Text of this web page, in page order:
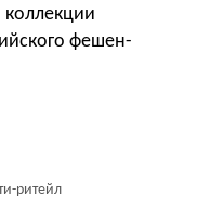
фешен-
ритейл